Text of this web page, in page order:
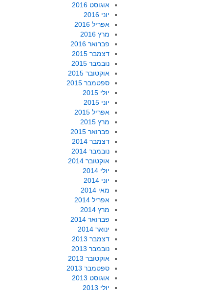
אוגוסט 2016
יוני 2016
אפריל 2016
מרץ 2016
פברואר 2016
דצמבר 2015
נובמבר 2015
אוקטובר 2015
ספטמבר 2015
יולי 2015
יוני 2015
אפריל 2015
מרץ 2015
פברואר 2015
דצמבר 2014
נובמבר 2014
אוקטובר 2014
יולי 2014
יוני 2014
מאי 2014
אפריל 2014
מרץ 2014
פברואר 2014
ינואר 2014
דצמבר 2013
נובמבר 2013
אוקטובר 2013
ספטמבר 2013
אוגוסט 2013
יולי 2013